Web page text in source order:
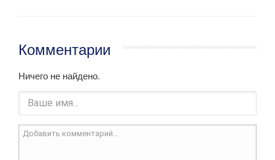
Комментарии
Ничего не найдено.